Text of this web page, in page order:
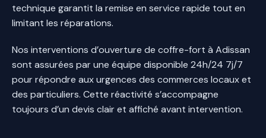
technique garantit la remise en service rapide tout en
limitant les réparations.
Nos interventions d’ouverture de coffre-fort à Adissan
sont assurées par une équipe disponible 24h/24 7j/7
pour répondre aux urgences des commerces locaux et
des particuliers. Cette réactivité s’accompagne
toujours d’un devis clair et affiché avant intervention.